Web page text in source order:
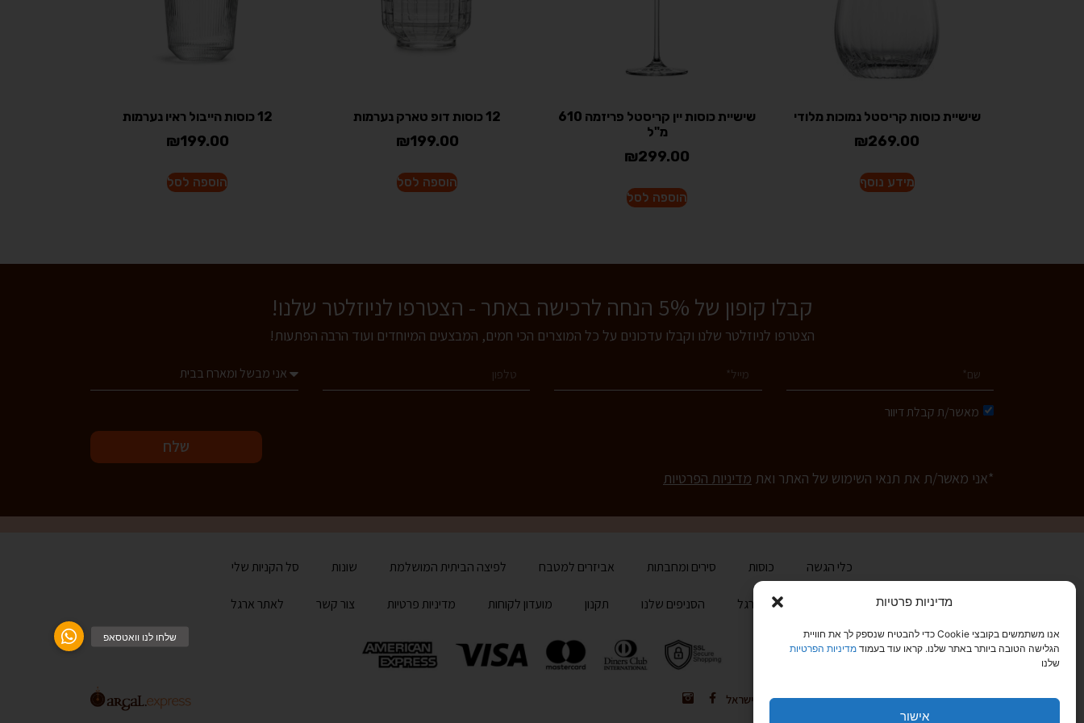
מדיניות פרטיות
אנו משתמשים בקובצי Cookie כדי להבטיח שנספק לך את חוויית
הגלישה הטובה ביותר באתר שלנו. קראו עוד בעמודמדיניות הפרטיות
שלנו
אישור
שישיית כוסות קריסטל נמוכות מלודי
₪269.00
מידע נוסף
שישיית כוסות יין קריסטל פריזמה 610
מ"ל
₪299.00
הוספה לסל
12 כוסות דופ טארק נערמות
₪199.00
הוספה לסל
12 כוסות הייבול ראיו נערמות
₪199.00
הוספה לסל
קבלו קופון של 5% הנחה לרכישה באתר - הצטרפו לניוזלטר שלנו!
הצטרפו לניוזלטר שלנו וקבלו עדכונים על כל המוצרים הכי חמים, המבצעים המיוחדים ועוד הרבה הפתעות!
מאשר/ת קבלת דיוור
שלח
*אני מאשר/ת את תנאי השימוש של האתר ואת מדיניות הפרטיות
כלי הגשה כוסות סירים ומחבתות אביזרים למטבח לפיצה הביתית המושלמת שונות סל הקניות שלי
הכירו את ארגל הסניפים שלנו תקנון מועדון לקוחות מדיניות פרטיות צור קשר לאתר ארגל
טלפון: 03-6829999 קיבוץ גלויות 20, תל אביב 68166, ישראל